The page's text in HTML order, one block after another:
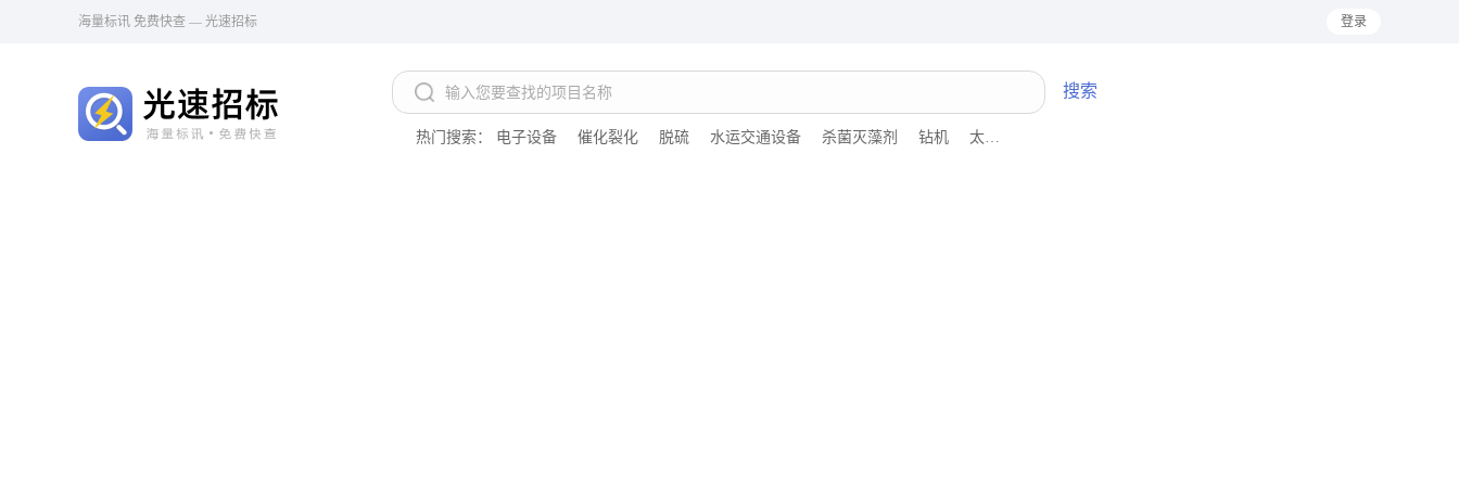
海量标讯 免费快查 — 光速招标 登录
搜索
热门搜索： 电子设备 催化裂化 脱硫 水运交通设备 杀菌灭藻剂 钻机 太阳能发电